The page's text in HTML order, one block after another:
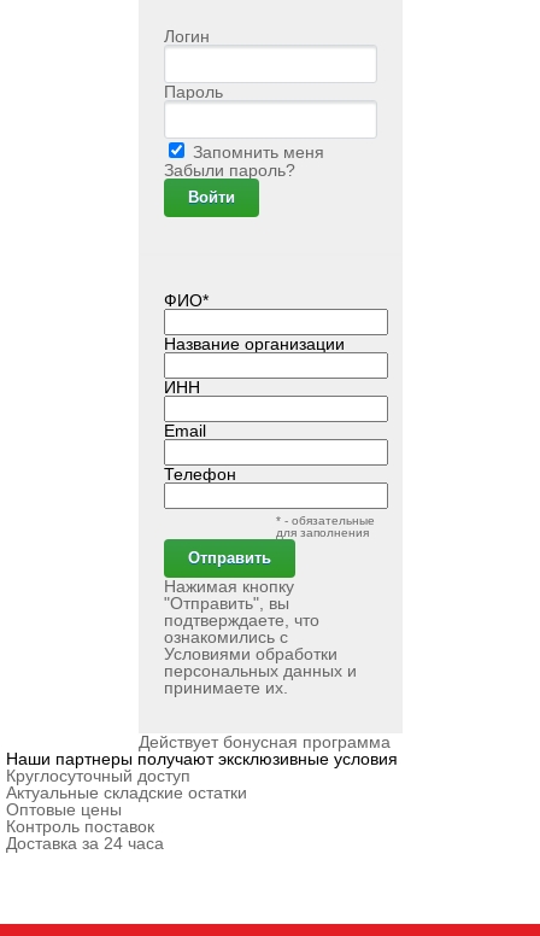
Логин
Пароль
Запомнить меня
Забыли пароль?
ФИО*
Название организации
ИНН
Email
Телефон
* - обязательные
для заполнения
Нажимая кнопку
"Отправить", вы
подтверждаете, что
ознакомились с
Условиями обработки
персональных данныхи
принимаете их.
Действует бонусная программа
Наши партнеры получают эксклюзивные условия
Круглосуточный доступ
Актуальные складские остатки
Оптовые цены
Контроль поставок
Доставка за 24 часа